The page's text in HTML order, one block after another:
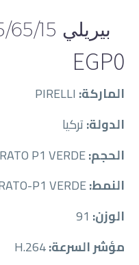
بيريلي 195/65/15
EGP0
الماركة:
الدولة:تركيا
الحجم:
النمط:
الوزن:
مؤشر السرعة: